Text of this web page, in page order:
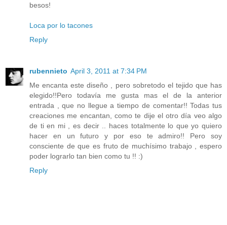
besos!
Loca por lo tacones
Reply
rubennieto April 3, 2011 at 7:34 PM
Me encanta este diseño , pero sobretodo el tejido que has
elegido!!Pero todavía me gusta mas el de la anterior
entrada , que no llegue a tiempo de comentar!! Todas tus
creaciones me encantan, como te dije el otro día veo algo
de ti en mi , es decir .. haces totalmente lo que yo quiero
hacer en un futuro y por eso te admiro!! Pero soy
consciente de que es fruto de muchísimo trabajo , espero
poder lograrlo tan bien como tu !! :)
Reply